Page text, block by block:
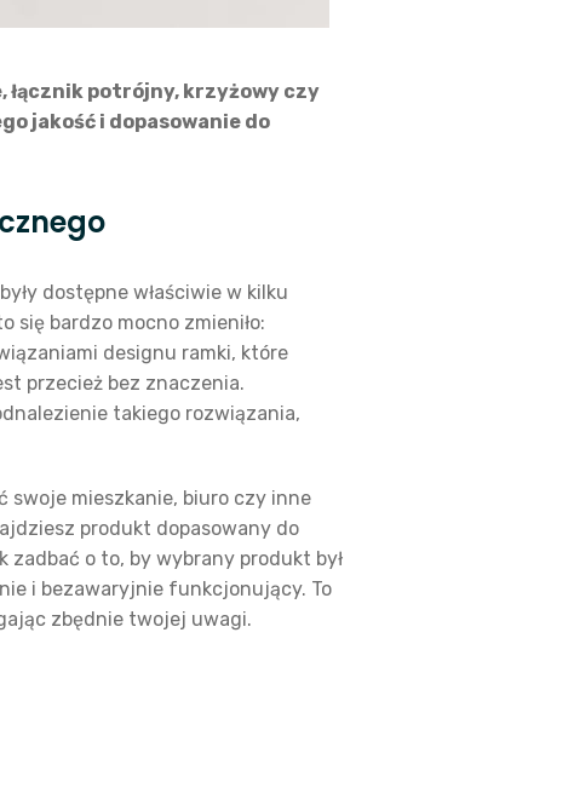
łącznik potrójny, krzyżowy czy
jakość i dopasowanie do
dostępne właściwie w kilku
się bardzo mocno zmieniło:
designu ramki, które
przecież bez znaczenia.
takiego rozwiązania,
swoje mieszkanie, biuro czy inne
produkt dopasowany do
o to, by wybrany produkt był
i bezawaryjnie funkcjonujący. To
zbędnie twojej uwagi.